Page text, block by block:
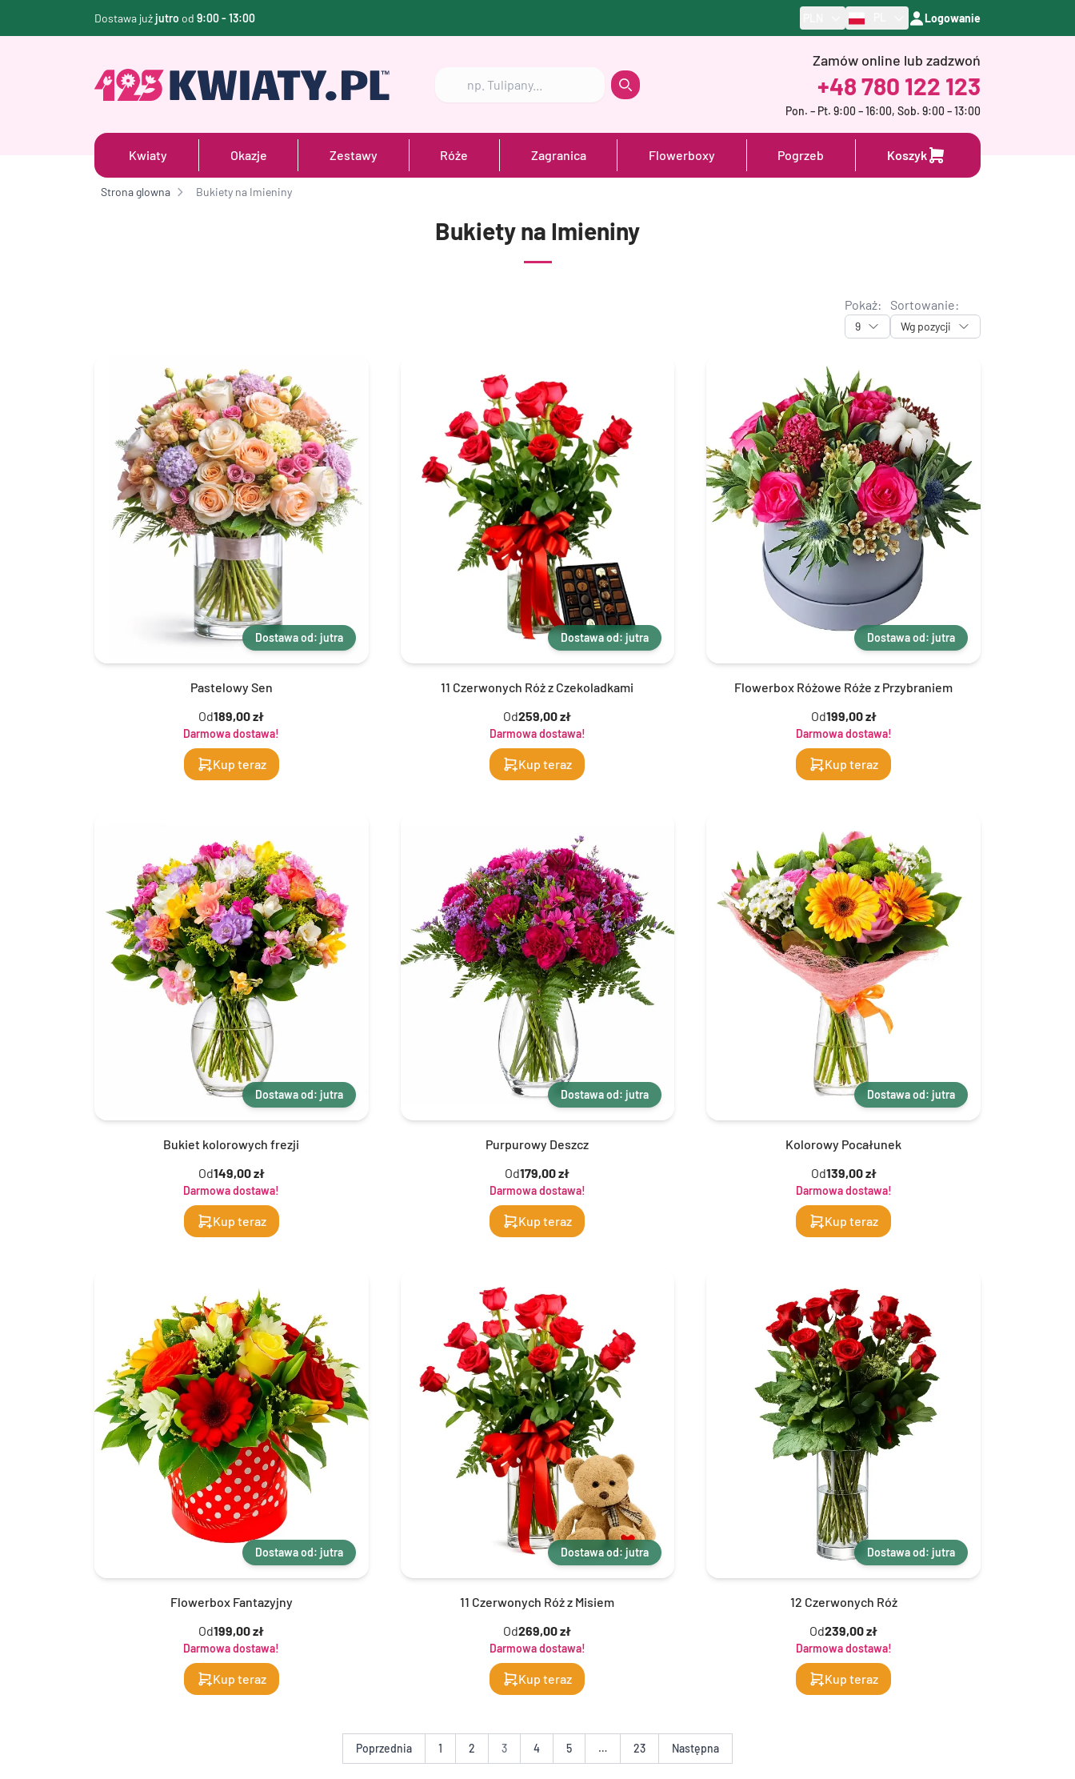
Dostawa jużjutro od 9:00 - 13:00 Logowanie
Szukaj Szukaj
Zamów online lub zadzwoń
+48 780 122 123
Pon. – Pt. 9:00 – 16:00, Sob. 9:00 – 13:00
Kwiaty Okazje Zestawy Róże Zagranica Flowerboxy Pogrzeb Koszyk
Strona glowna Bukiety na Imieniny
Bukiety na Imieniny
Pokaż:
9
Sortowanie:
Wg pozycji
Dostawa od: jutra
Pastelowy Sen
Od189,00 zł
Darmowa dostawa!
Kup teraz
Dostawa od: jutra
11 Czerwonych Róż z Czekoladkami
Od259,00 zł
Darmowa dostawa!
Kup teraz
Dostawa od: jutra
Flowerbox Różowe Róże z Przybraniem
Od199,00 zł
Darmowa dostawa!
Kup teraz
Dostawa od: jutra
Bukiet kolorowych frezji
Od149,00 zł
Darmowa dostawa!
Kup teraz
Dostawa od: jutra
Purpurowy Deszcz
Od179,00 zł
Darmowa dostawa!
Kup teraz
Dostawa od: jutra
Kolorowy Pocałunek
Od139,00 zł
Darmowa dostawa!
Kup teraz
Dostawa od: jutra
Flowerbox Fantazyjny
Od199,00 zł
Darmowa dostawa!
Kup teraz
Dostawa od: jutra
11 Czerwonych Róż z Misiem
Od269,00 zł
Darmowa dostawa!
Kup teraz
Dostawa od: jutra
12 Czerwonych Róż
Od239,00 zł
Darmowa dostawa!
Kup teraz
Poprzednia 1 2 3 4 5 … 23 Następna